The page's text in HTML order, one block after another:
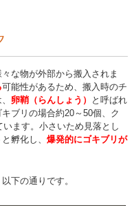
な物が外部から搬入されま
可能性があるため、搬入時のチ
卵鞘（らんしょう）
と呼ばれ
ブリの場合約20～50個、ク
ます。小さいため見落とし
孵化し、 爆発的にゴキブリが
下の通りです。